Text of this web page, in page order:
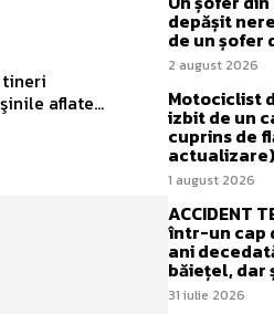
tineri
aflate...
depășit
de un șofer
2 august 2026
Motociclist
izbit de un
cuprins de
actualizare)
1 august 2026
ACCIDENT
într-un cap
ani
băiețel, dar
31 iulie 2026